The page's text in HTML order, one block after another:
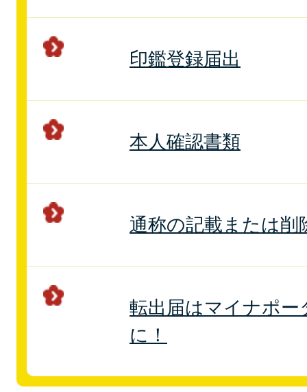
印鑑登録届出
本人確認書類
通称の記載または
転出届はマイナポ
に！